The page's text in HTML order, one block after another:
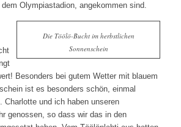
Olympiastadion, angekommen sind.
Die Töölö-Bucht im herbstlichen
Sonnenschein
Besonders bei gutem Wetter mit blauem
ist es besonders schön, einmal
Charlotte und ich haben unseren
genossen, so dass wir das in den